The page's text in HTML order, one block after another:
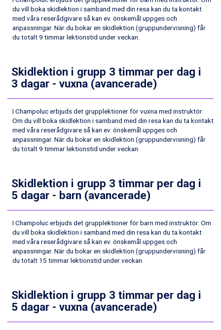
Ischgl från 11.295 kr.
Wagrain från 7.095 kr.
Fieberbrunn från 9.645 kr.
Zell am See från 6.295 kr.
Canazei från 7.195 kr.
Livigno från 5.595 kr.
Ponte di Legno från 7.395 kr.
Sauze dOulx från 6.145 kr.
Alleghe från 8.545 kr.
Bad Gastein från 6.295 kr.
Arabba från 11.045 kr.
La Thuile från 7.045 kr.
Passo Tonale från 5.895 kr.
Bad Hofgastein från 8.595 kr.
Saalbach från 9.445 kr.
Champoluc från 5.945 kr.
Sestriere från 6.945 kr.
Ischgl från 11.295 kr.
Wagrain från 7.095 kr.
Fieberbrunn från 9.645 kr.
Zell am See från 6.295 kr.
Canazei från 7.195 kr.
du vill boka skidlektion i samband med din resa kan du ta kontakt
med våra reserådgivare så kan ev. önskemål uppges och
anpassningar. När du bokar en skidlektion (gruppundervisning) får
du totalt 9 timmar lektionstid under veckan.
Skidlektion i grupp 3 timmar per dag i
3 dagar - vuxna (avancerade)
I Champoluc erbjuds det grupplektioner för vuxna med instruktör.
Om du vill boka skidlektion i samband med din resa kan du ta kontakt
med våra reserådgivare så kan ev. önskemål uppges och
anpassningar. När du bokar en skidlektion (gruppundervisning) får
du totalt 9 timmar lektionstid under veckan.
Skidlektion i grupp 3 timmar per dag i
5 dagar - barn (avancerade)
I Champoluc erbjuds det grupplektioner för barn med instruktör. Om
du vill boka skidlektion i samband med din resa kan du ta kontakt
med våra reserådgivare så kan ev. önskemål uppges och
anpassningar. När du bokar en skidlektion (gruppundervisning) får
du totalt 15 timmar lektionstid under veckan.
Skidlektion i grupp 3 timmar per dag i
5 dagar - vuxna (avancerade)